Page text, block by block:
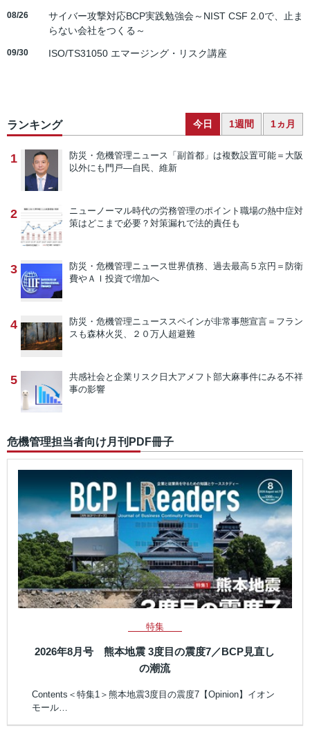
08/26
サイバー攻撃対応BCP実践勉強会～NIST CSF 2.0で、止ま
らない会社をつくる～
09/30 ISO/TS31050 エマージング・リスク講座
ランキング 今日 1週間 1ヵ月
1 防災・危機管理ニュース 「副首都」は複数設置可能＝大阪
以外にも門戸―自民、維新
2 ニューノーマル時代の労務管理のポイント 職場の熱中症対
策はどこまで必要？対策漏れで法的責任も
3 防災・危機管理ニュース世界債務、過去最高５京円＝防衛
費やＡＩ投資で増加へ
4 防災・危機管理ニューススペインが非常事態宣言＝フラン
スも森林火災、２０万人超避難
5 共感社会と企業リスク 日大アメフト部大麻事件にみる不祥
事の影響
危機管理担当者向け月刊PDF冊子
特集
2026年8月号 熊本地震 3度目の震度7／BCP見直し
の潮流
Contents＜特集1＞熊本地震3度目の震度7【Opinion】イオン
モール…